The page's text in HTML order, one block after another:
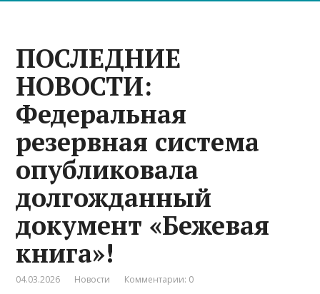
ПОСЛЕДНИЕ
НОВОСТИ:
Федеральная
резервная система
опубликовала
долгожданный
документ «Бежевая
книга»!
04.03.2026 Новости Комментарии: 0